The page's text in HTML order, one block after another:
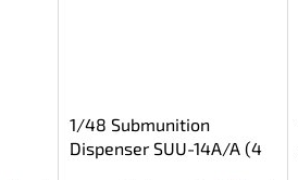
1/48 Submunition
Dispenser SUU-14A/A (4